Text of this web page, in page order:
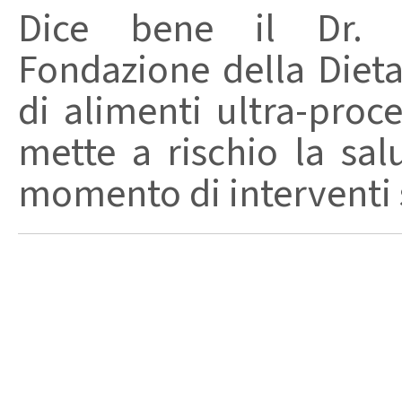
Dice bene il Dr.
Fondazione della
di alimenti ultra-
mette a rischio la
momento di